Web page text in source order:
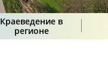
Краеведение в
регионе